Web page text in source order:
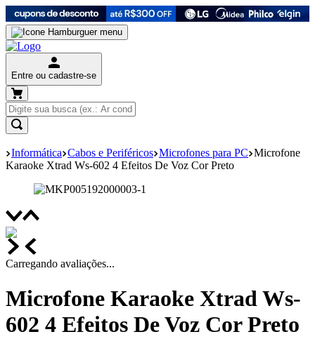
Entre ou cadastre-se
Informática Cabos e Periféricos Microfones para PC Microfone
Karaoke Xtrad Ws-602 4 Efeitos De Voz Cor Preto
Carregando avaliações...
Microfone Karaoke Xtrad Ws-
602 4 Efeitos De Voz Cor Preto